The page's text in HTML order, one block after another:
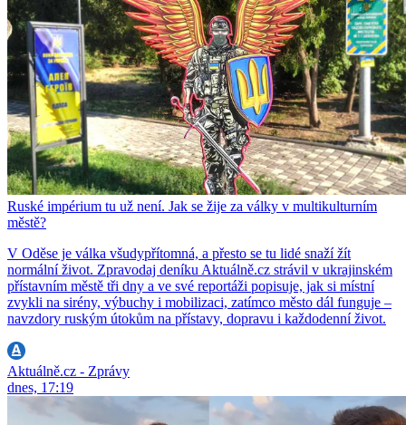
Ruské impérium tu už není. Jak se žije za války v multikulturním
městě?
V Oděse je válka všudypřítomná, a přesto se tu lidé snaží žít
normální život. Zpravodaj deníku Aktuálně.cz strávil v ukrajinském
přístavním městě tři dny a ve své reportáži popisuje, jak si místní
zvykli na sirény, výbuchy i mobilizaci, zatímco město dál funguje –
navzdory ruským útokům na přístavy, dopravu i každodenní život.
Aktuálně.cz - Zprávy
dnes, 17:19